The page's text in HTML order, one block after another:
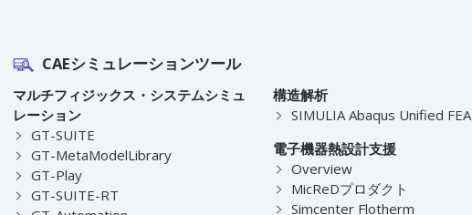
CAEシミュレーションツール
マルチフィジックス・システムシミュ
レーション
GT-SUITE
GT-MetaModelLibrary
GT-Play
GT-SUITE-RT
構造解析
SIMULIA Abaqus Unified FEA
電子機器熱設計支援
Overview
MicReDプロダクト
Simcenter Flotherm